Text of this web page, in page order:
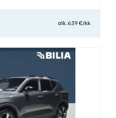
alk. 639 €/kk